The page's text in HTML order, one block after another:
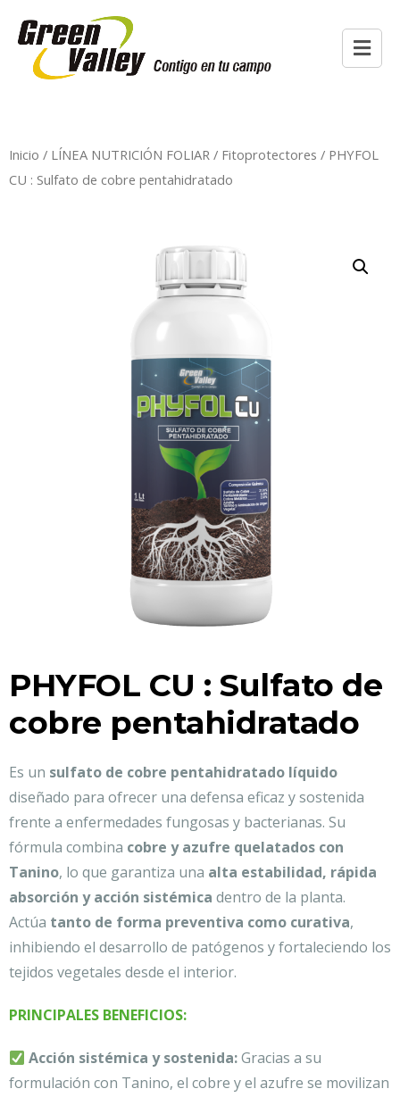
Inicio / LÍNEA NUTRICIÓN FOLIAR / Fitoprotectores / PHYFOL
CU : Sulfato de cobre pentahidratado
PHYFOL CU : Sulfato de
cobre pentahidratado
Es un sulfato de cobre pentahidratado líquido
diseñado para ofrecer una defensa eficaz y sostenida
frente a enfermedades fungosas y bacterianas. Su
fórmula combina cobre y azufre quelatados con
Tanino, lo que garantiza una alta estabilidad, rápida
absorción y acción sistémica dentro de la planta.
Actúa tanto de forma preventiva como curativa,
inhibiendo el desarrollo de patógenos y fortaleciendo los
tejidos vegetales desde el interior.
PRINCIPALES BENEFICIOS:
Acción sistémica y sostenida:Gracias a su
formulación con Tanino, el cobre y el azufre se movilizan